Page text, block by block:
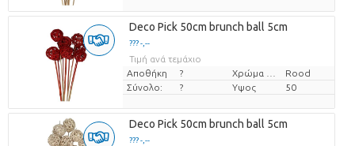
Deco Pick 50cm brunch ball 5cm
??? -,--
Τιμή ανά τεμάχιο
Αποθήκη
?
Rood
Σύνολο:
? Υψος 50
Deco Pick 50cm brunch ball 5cm
??? -,--